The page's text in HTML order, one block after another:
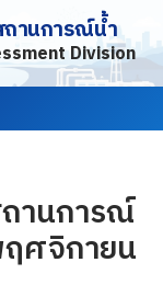
ถานการณ์น้ำ
Division
านการณ์
ศจิกายน